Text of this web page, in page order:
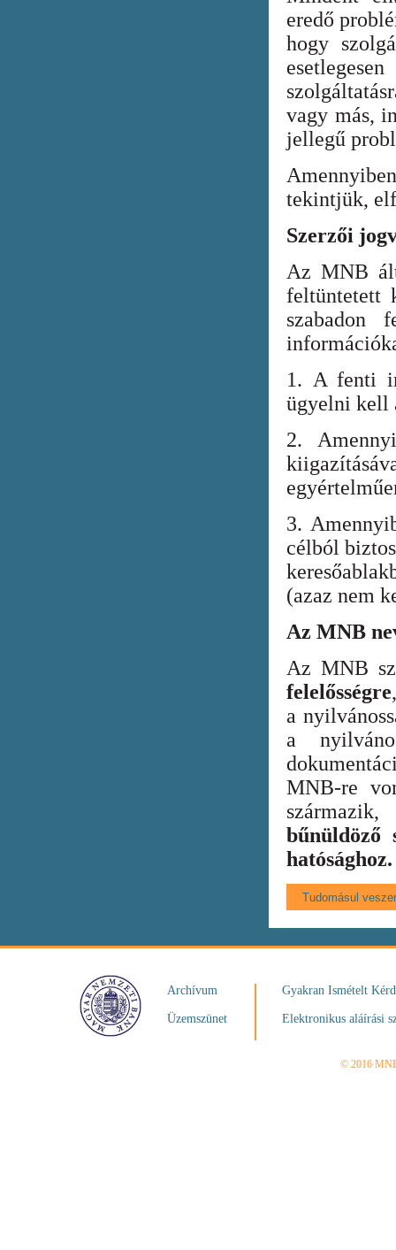
eredő
hogy
vagy más,
jellegű
tekintjük,
Szerzői
Az MNB
feltüntetett
szabadon
1. A fenti
ügyelni kell
2.
3.
célból
(azaz nem
Az MNB
Az MNB
felelősségre
a
a
MNB-re
bűnüldöző
hatósághoz.
Archívum
Üzemszünet
Gyakran Ismételt
Elektronikus aláírási
© 2016